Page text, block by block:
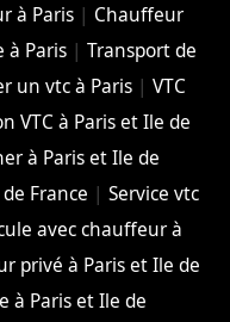
à Paris | Chauffeur
à Paris |Transport de
un vtc à Paris| VTC
VTC à Paris et Ile de
à Paris et Ile de
France |Service vtc
avec chauffeur à
privé à Paris et Ile de
à Paris et Ile de